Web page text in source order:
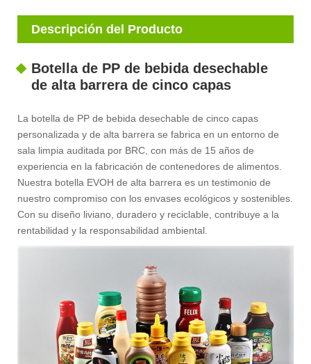
Descripción del Producto
Botella de PP de bebida desechable
de alta barrera de cinco capas
La botella de PP de bebida desechable de cinco capas
personalizada y de alta barrera se fabrica en un entorno de
sala limpia auditada por BRC, con más de 15 años de
experiencia en la fabricación de contenedores de alimentos.
Nuestra botella EVOH de alta barrera es un testimonio de
nuestro compromiso con los envases ecológicos y sostenibles.
Con su diseño liviano, duradero y reciclable, contribuye a la
rentabilidad y la responsabilidad ambiental.